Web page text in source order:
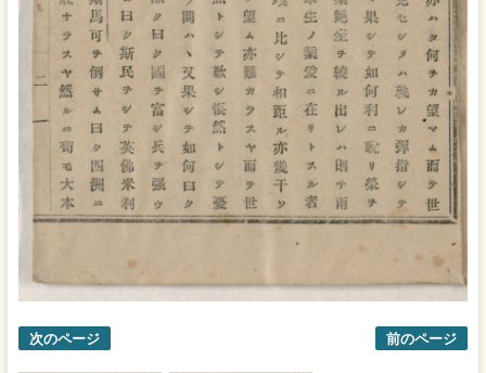
次のページ 前のページ